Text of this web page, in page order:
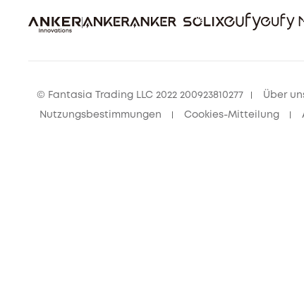
© Fantasia Trading LLC 2022 200923810277 Über
Nutzungsbestimmungen Cookies-Mitteilung